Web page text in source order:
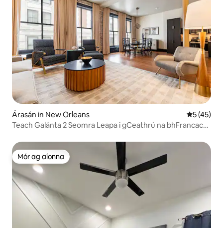
Árasán in New Orleans
5 (45)
Teach Galánta 2 Seomra Leapa i gCeathrú na bhFrancach |
Mór ag aíonna
Mór ag aíonna